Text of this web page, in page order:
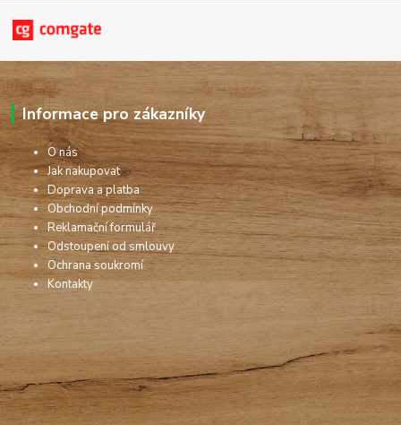
Informace pro zákazníky
O nás
Jak nakupovat
Doprava a platba
Obchodní podmínky
Reklamační formulář
Odstoupení od smlouvy
Ochrana soukromí
Kontakty